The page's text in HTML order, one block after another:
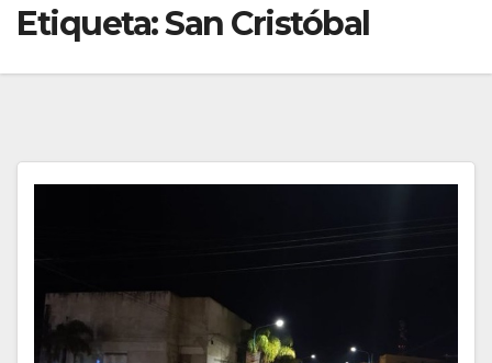
Etiqueta:San Cristóbal